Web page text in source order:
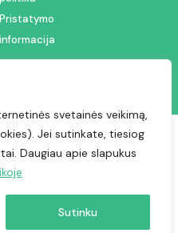
svetainės veikimą,
Jei sutinkate, tiesiog
Daugiau apie slapukus
Sutinku
Pristatymo
informacija
© 2024 | Kodėlčiukas